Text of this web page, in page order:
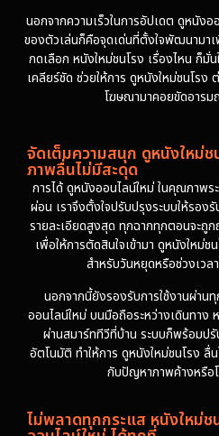
นอกจากความเร็วในการอัปเดต ดูหนัง
ของตัวเล่นก็คือจุดเด่นที่ตั้งใจพัฒนามา
กดเลือก หนังใหม่ชนโรง เรื่องไหน ก็มั่
เคลียร์ชัด ช่วยให้การ ดูหนังใหม่ชนโร
โฆษณามาคอยขัดอารม
จัดเต็มความสนุก ดูหนังใหม่
ภาพลื่นไม่มีสะดุด
การได้ ดูหนังออนไลน์ใหม่ ในคุณภาพ
ผ่อน เราจึงตั้งใจปรับปรุงระบบให้รอง
รายละเอียดสูงสุด ทุกฉากทุกตอนจะถู
เพื่อให้การตัดสินใจเข้ามา ดูหนังใหม่
สำหรับวันหยุดหรือช่วงเว
นอกจากนี้ยังรองรับการใช้งานผ่าน
ออนไลน์ใหม่ บนมือถือระหว่างเดินทาง
ผ่านสมาร์ททีวีที่บ้าน ระบบก็พร้อมปรั
อัตโนมัติ ทำให้การ ดูหนังใหม่ชนโรง ลื่
กับปัญหาภาพค้างหรือ
ไม่พลาดทุกกระแส หนังใหม่